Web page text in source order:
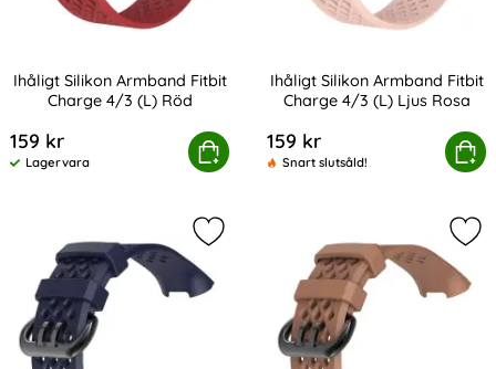
Ihåligt Silikon Armband Fitbit
Charge 4/3 (L) Röd
159 kr
Tillgänglighet:
Lagervara
Köp
Silikon Armband Fitbit Charge 4/3 (L) Röd
Ihåligt Silikon Armband Fitbit
Charge 4/3 (L) Ljus Rosa
159 kr
Snart slutsåld!
Köp
Ihåligt Silikon Armband Fitbit
Markera ihåligt Silikon Armband